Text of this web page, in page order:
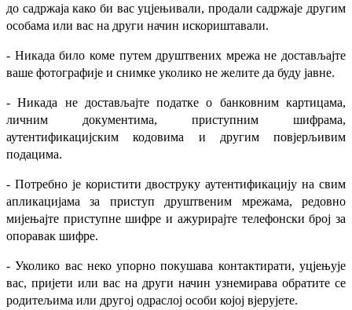
до садржаја како би вас уцјењивали, продали садржаје другим
особама или вас на други начин искориштавали.
- Никада било коме путем друштвених мрежа не достављајте
ваше фотографије и снимке уколико не желите да буду јавне.
- Никада не достављајте податке о банковним картицама,
личним документима, приступним шифрама,
аутентификацијским кодовима и другим повјерљивим
подацима.
- Потребно је користити двоструку аутентификацију на свим
апликацијама за приступ друштвеним мрежама, редовно
мијењајте приступне шифре и ажурирајте телефонски број за
опоравак шифре.
- Уколико вас неко упорно покушава контактирати, уцјењује
вас, пријети или вас на други начин узнемирава обратите се
родитељима или другој одраслој особи којој вјерујете.